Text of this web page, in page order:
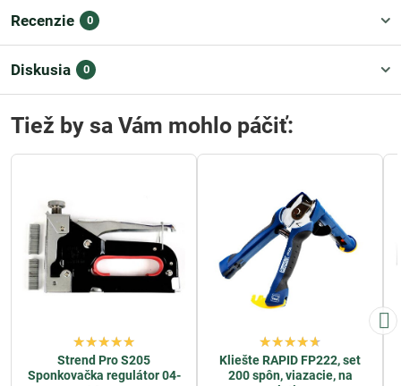
Recenzie 0
Diskusia 0
Tiež by sa Vám mohlo páčiť:
Strend Pro S205
Sponkovačka regulátor 04-
Kliešte RAPID FP222, set
200 spôn, viazacie, na